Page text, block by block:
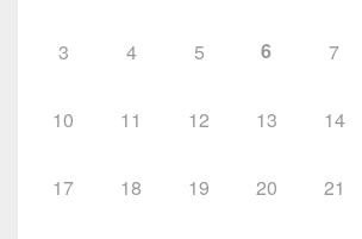
3 4 5 6 7
10 11 12 13 14
17 18 19 20 21